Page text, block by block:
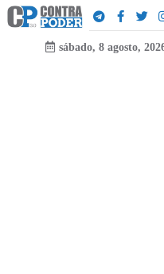
sábado, 8 agosto,